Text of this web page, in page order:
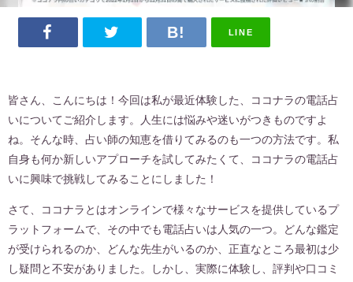
LINE
皆さん、こんにちは！今回は私が最近体験した、ココナラの電話占
いについてご紹介します。人生には悩みや迷いがつきものですよ
ね。そんな時、占い師の知恵を借りてみるのも一つの方法です。私
自身も何か新しいアプローチを試してみたくて、ココナラの電話占
いに興味で挑戦してみることにしました！
さて、ココナラとはオンラインで様々なサービスを提供しているプ
ラットフォームで、その中でも電話占いは人気の一つ。どんな鑑定
が受けられるのか、どんな先生がいるのか、正直なところ最初は少
し疑問と不安がありました。しかし、実際に体験し、評判や口コミ